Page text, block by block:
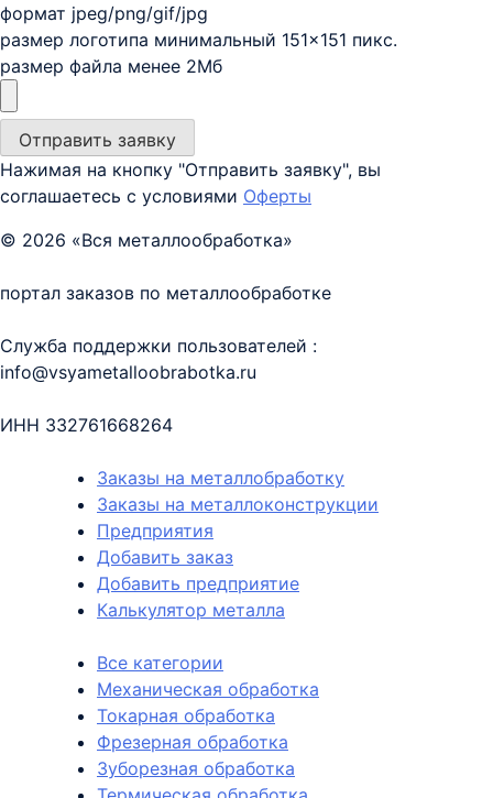
формат jpeg/png/gif/jpg
размер логотипа минимальный 151×151 пикс.
размер файла менее 2Мб
Нажимая на кнопку "Отправить заявку", вы
соглашаетесь с условиями Оферты
© 2026 «Вся металлообработка»
портал заказов по металлообработке
Служба поддержки пользователей :
info@vsyametalloobrabotka.ru
ИНН 332761668264
Заказы на металлобработку
Заказы на металлоконструкции
Предприятия
Добавить заказ
Добавить предприятие
Калькулятор металла
Все категории
Механическая обработка
Токарная обработка
Фрезерная обработка
Зуборезная обработка